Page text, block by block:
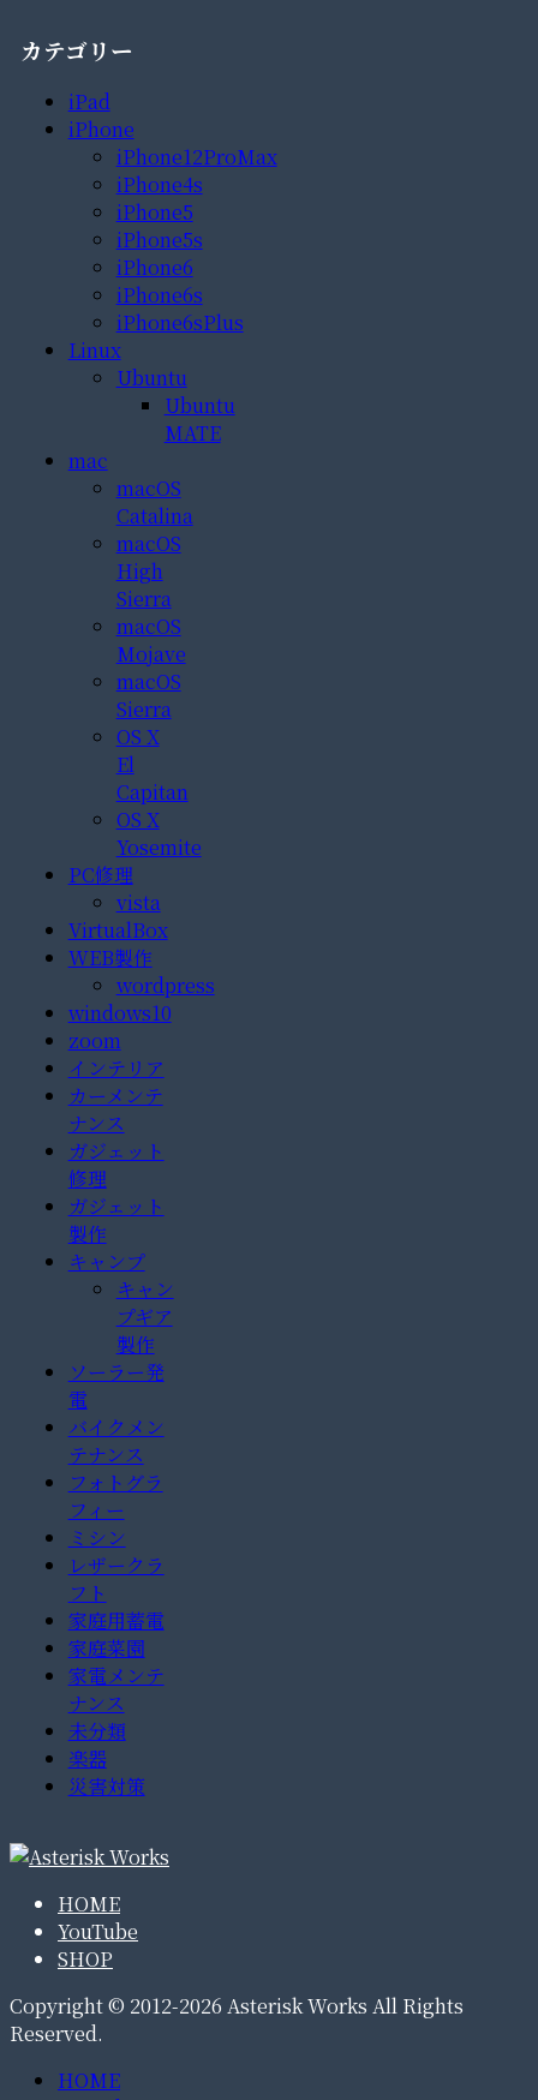
カテゴリー
iPad
iPhone
iPhone12ProMax
iPhone4s
iPhone5
iPhone5s
iPhone6
iPhone6s
iPhone6sPlus
Linux
Ubuntu
Ubuntu
MATE
mac
macOS
Catalina
macOS
High
Sierra
macOS
Mojave
macOS
Sierra
OS X
El
Capitan
OS X
Yosemite
PC修理
vista
VirtualBox
WEB製作
wordpress
windows10
zoom
インテリア
カーメンテ
ナンス
ガジェット
修理
ガジェット
製作
キャンプ
キャン
プギア
製作
ソーラー発
電
バイクメン
テナンス
フォトグラ
フィー
ミシン
レザークラ
フト
家庭用蓄電
家庭菜園
家電メンテ
ナンス
未分類
楽器
災害対策
HOME
YouTube
SHOP
Copyright © 2012-2026 Asterisk Works All Rights
Reserved.
HOME